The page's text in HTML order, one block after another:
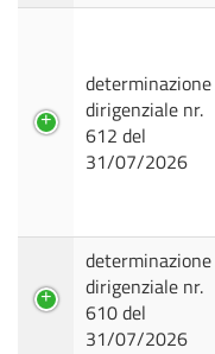
determinazione
dirigenziale nr.
612 del
31/07/2026
determinazione
dirigenziale nr.
610 del
31/07/2026